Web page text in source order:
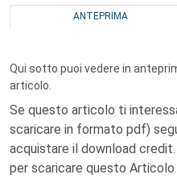
ANTEPRIMA
Qui sotto puoi vedere in
articolo.
Se questo articolo ti
scaricare in formato pdf)
acquistare il download credit.
per scaricare questo